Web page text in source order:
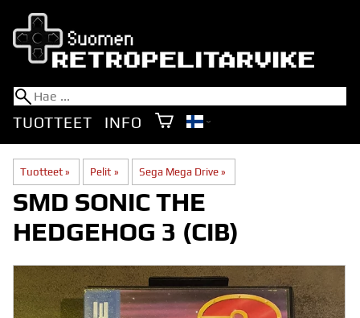
TUOTTEET INFO
Tuotteet ‪» Pelit ‪» Sega Mega Drive ‪»
SMD SONIC THE
HEDGEHOG 3 (CIB)